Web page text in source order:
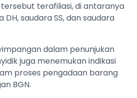
terafiliasi, di antaranya
DH, saudara SS, dan saudara
dalam penunjukan
juga menemukan indikasi
proses pengadaan barang
BGN.